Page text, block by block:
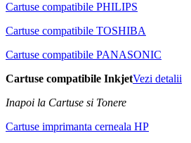
Cartuse compatibile PHILIPS
Cartuse compatibile TOSHIBA
Cartuse compatibile PANASONIC
Cartuse compatibile InkjetVezi detalii
Inapoi la Cartuse si Tonere
Cartuse imprimanta cerneala HP